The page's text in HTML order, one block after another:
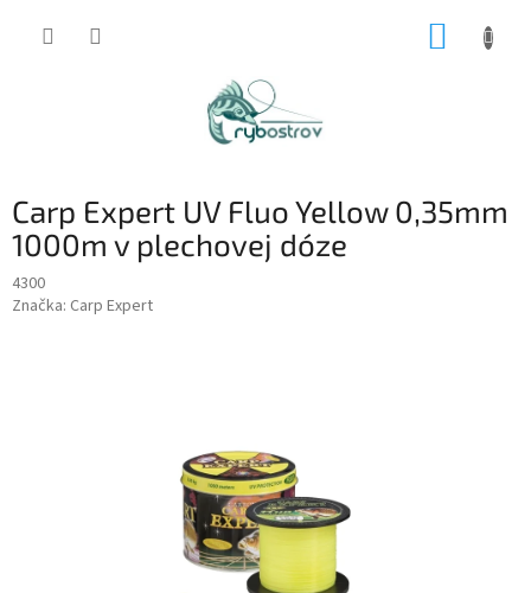
Carp Expert UV Fluo Yellow 0,35mm
1000m v plechovej dóze
4300
Značka: Carp Expert